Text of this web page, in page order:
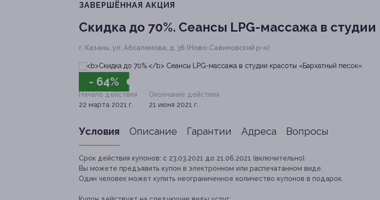
ЗАВЕРШЁННАЯ АКЦИЯ
Скидка до 70%. Сеансы LPG-массажа в
г. Казань, ул. Абсалямова, д. 36 (Ново-Савиновский р-н)
- 64%
Начало действия
22 марта 2021 г.
Окончание действия
21 июня 2021 г.
Условия Описание Гарантии Адреса Вопросы
Срок действия купонов: с 23.03.2021 до 21.06.2021 (включительно).
Вы можете предъявить купон в электронном или распечатанном виде.
Один человек может купить неограниченное количество купонов в подарок.